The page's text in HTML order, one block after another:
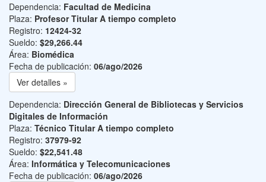
Dependencia: Facultad de Medicina
Plaza: Profesor Titular A tiempo completo
Registro: 12424-32
Sueldo: $29,266.44
Área: Biomédica
Fecha de publicación: 06/ago/2026
Ver detalles »
Dependencia: Dirección General de Bibliotecas y Servicios
Digitales de Información
Plaza: Técnico Titular A tiempo completo
Registro: 37979-92
Sueldo: $22,541.48
Área: Informática y Telecomunicaciones
Fecha de publicación: 06/ago/2026